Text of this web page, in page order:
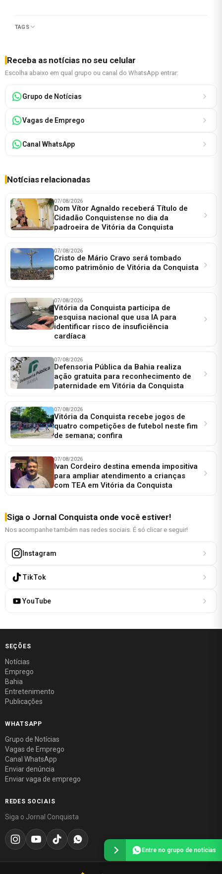
TAGS
Receba as notícias no seu celular
Escolha abaixo em qual grupo ou canal do WhatsApp entrar:
Grupo de Notícias
Vagas de Emprego
Canal WhatsApp
Notícias relacionadas
07/08/2026
Dom Vítor Agnaldo receberá Título de
Cidadão Conquistense no dia da
padroeira de Vitória da Conquista
07/08/2026
Cristo de Mário Cravo será tombado
como patrimônio de Vitória da Conquista
07/08/2026
Vitória da Conquista participa de
pesquisa nacional que usa IA para
identificar risco de insuficiência
cardíaca
07/08/2026
Defensoria Pública da Bahia realiza
ação gratuita para reconhecimento de
paternidade em Vitória da Conquista
07/08/2026
Vitória da Conquista recebe jogos de
quatro competições de futebol neste fim
de semana; confira
07/08/2026
Ivan Cordeiro destina emenda impositiva
para ampliar atendimento a crianças
com TEA em Vitória da Conquista
Siga o Jornal Conquista onde você estiver!
Nos acompanhe também nas redes sociais. É só clicar e seguir!
Instagram
TikTok
YouTube
SEÇÕES
Notícias
Emprego
Bahia
Entretenimento
Publicações
WHATSAPP
Grupo de Notícias
Vagas de Emprego
Canal WhatsApp
Enviar denúncia
Enviar vaga de emprego
REDES SOCIAIS
Siga o Jornal Conquista
Entre no grupo de notícias